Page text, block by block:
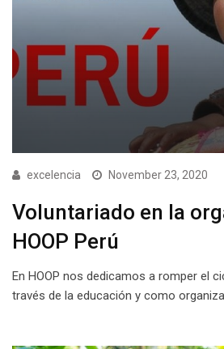
excelencia November 23, 2020
Voluntariado en la
HOOP Perú
En HOOP nos dedicamos a romper el
través de la educación y como